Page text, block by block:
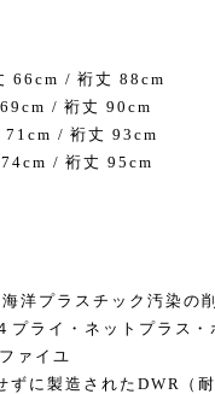
66cm / 裄丈 88cm
/ 裄丈 90cm
/ 裄丈 93cm
/ 裄丈 95cm
洋プラスチック汚染の
プライ・ネットプラス
ァイユ
ずに製造されたDWR（